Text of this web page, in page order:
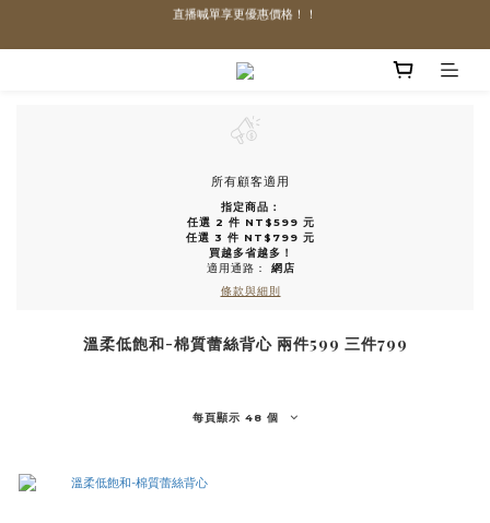
直播喊單享更優惠價格！！
直播喊單享更優惠價格！！
所有顧客適用
指定商品：
任選 2 件 NT$599 元
任選 3 件 NT$799 元
買越多省越多！
適用通路： 網店
條款與細則
溫柔低飽和-棉質蕾絲背心 兩件599 三件799
每頁顯示 48 個